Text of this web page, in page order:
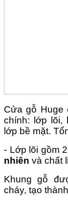
Cửa gỗ Huge
chính: lớp lõi,
lớp bề mặt.
- Lớp lõi gồm
nhiên và chất
Khung gỗ
cháy, tạo